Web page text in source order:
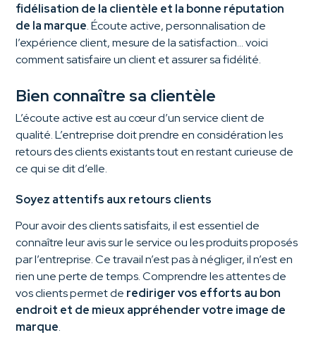
fidélisation de la clientèle et la bonne réputation
de la marque. Écoute active, personnalisation de
l’expérience client, mesure de la satisfaction… voici
comment satisfaire un client et assurer sa fidélité.
Bien connaître sa clientèle
L’écoute active est au cœur d’un service client de
qualité. L’entreprise doit prendre en considération les
retours des clients existants tout en restant curieuse de
ce qui se dit d’elle.
Soyez attentifs aux retours clients
Pour avoir des clients satisfaits, il est essentiel de
connaître leur avis sur le service ou les produits proposés
par l’entreprise. Ce travail n’est pas à négliger, il n’est en
rien une perte de temps. Comprendre les attentes de
vos clients permet de rediriger vos efforts au bon
endroit et de mieux appréhender votre image de
marque.